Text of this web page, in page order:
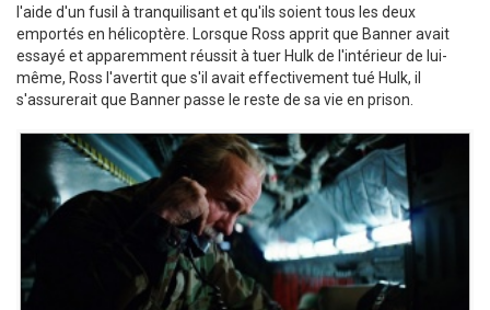
l'aide d'un fusil à tranquilisant et qu'ils soient tous les deux
emportés en hélicoptère. Lorsque Ross apprit que Banner avait
essayé et apparemment réussit à tuer Hulk de l'intérieur de lui-
même, Ross l'avertit que s'il avait effectivement tué Hulk, il
s'assurerait que Banner passe le reste de sa vie en prison.